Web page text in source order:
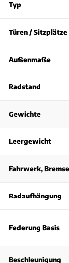
Typ
Türen / Sitzplätze
Außenmaße
Radstand
Gewichte
Leergewicht
Fahrwerk,
Radaufhängung
Federung Basis
Beschleunigung